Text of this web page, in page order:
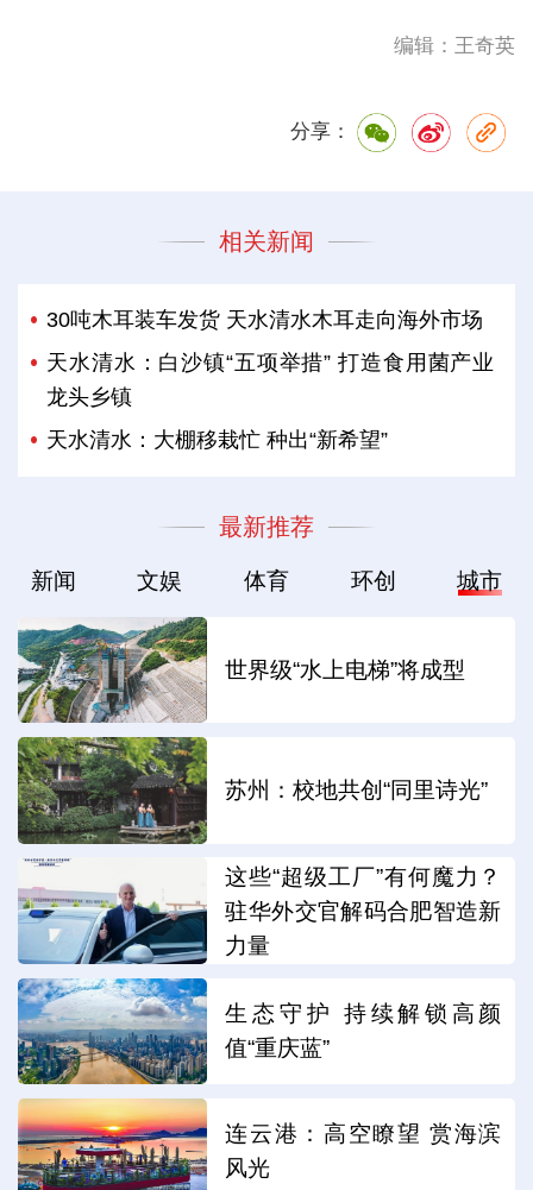
编辑：王奇英
分享：
相关新闻
30吨木耳装车发货 天水清水木耳走向海外市场
天水清水：白沙镇“五项举措” 打造食用菌产业
龙头乡镇
天水清水：大棚移栽忙 种出“新希望”
最新推荐
新闻 文娱 体育 环创 城市
世界级“水上电梯”将成型
苏州：校地共创“同里诗光”
这些“超级工厂”有何魔力？
驻华外交官解码合肥智造新
力量
生态守护 持续解锁高颜
值“重庆蓝”
连云港：高空瞭望 赏海滨
风光